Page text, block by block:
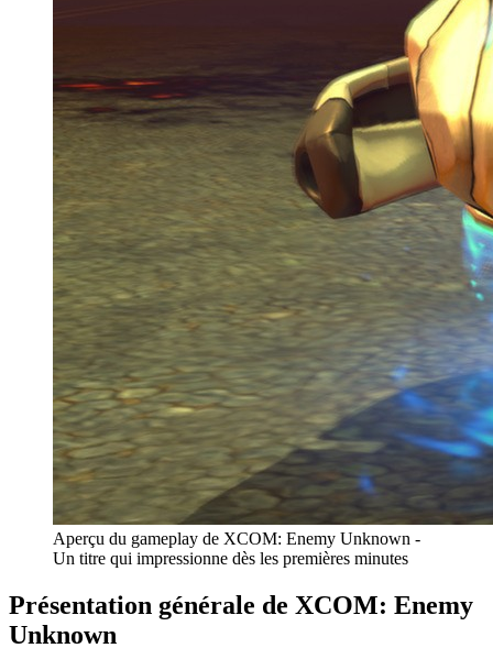
Aperçu du gameplay de XCOM: Enemy Unknown -
Un titre qui impressionne dès les premières minutes
Présentation générale de XCOM: Enemy
Unknown